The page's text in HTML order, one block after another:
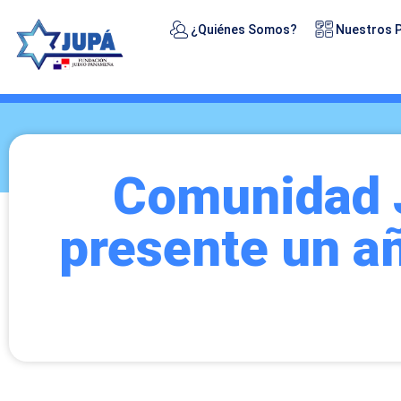
¿Quiénes Somos? Nuestros
Comunidad
presente un